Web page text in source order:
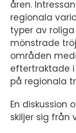
åren.
regionala
typer av roliga
mönstrade
områden
eftertraktade
på regionala
En diskussion
skiljer sig från